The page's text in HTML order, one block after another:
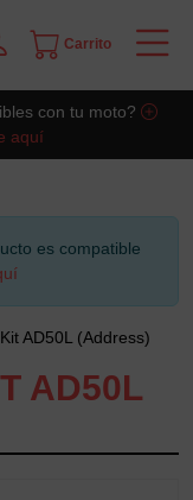
Carrito
con tu moto?
aquí
es compatible
AD50L (Address)
AD50L